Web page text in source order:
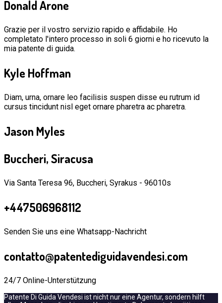
Donald Arone
Grazie per il vostro servizio rapido e affidabile. Ho
completato l'intero processo in soli 6 giorni e ho ricevuto la
mia patente di guida.
Kyle Hoffman
Diam, urna, ornare leo facilisis suspen disse eu rutrum id
cursus tincidunt nisl eget ornare pharetra ac pharetra.
Jason Myles
Buccheri, Siracusa
Via Santa Teresa 96, Buccheri, Syrakus - 96010s
+447506968112
Senden Sie uns eine Whatsapp-Nachricht
contatto@patentediguidavendesi.com
24/7 Online-Unterstützung
Patente Di Guida Vendesi ist nicht nur eine Agentur, sondern hilft